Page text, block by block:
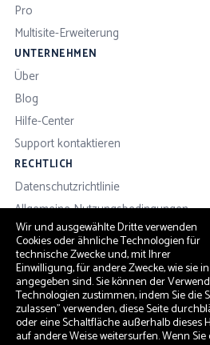
Pro
Multisite-Erweiterung
UNTERNEHMEN
Über
Blog
Hilfe-Center
Support kontaktieren
RECHTLICH
Datenschutzrichtlinie
Allgemeine Nutzungsbedingungen
Erstattungsrichtlinien
© 2026 ServMask Inc. Alle Rechte
All-in-One WP Migration® ist eine
WordPress® ist eine eingetragene Marke der
Wir und ausgewählte Dritte verwenden
Cookies oder ähnliche Technologien für
technische Zwecke und, mit Ihrer
Einwilligung, für andere Zwecke, wie sie
angegeben sind. Sie können der
Technologien zustimmen, indem Sie die
zulassen" verwenden, diese Seite
oder eine Schaltfläche außerhalb dieses
auf andere Weise weitersurfen. Wenn